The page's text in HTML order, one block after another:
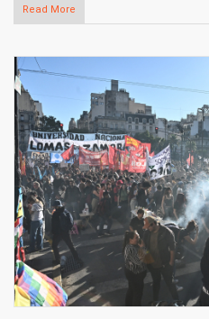
Read More